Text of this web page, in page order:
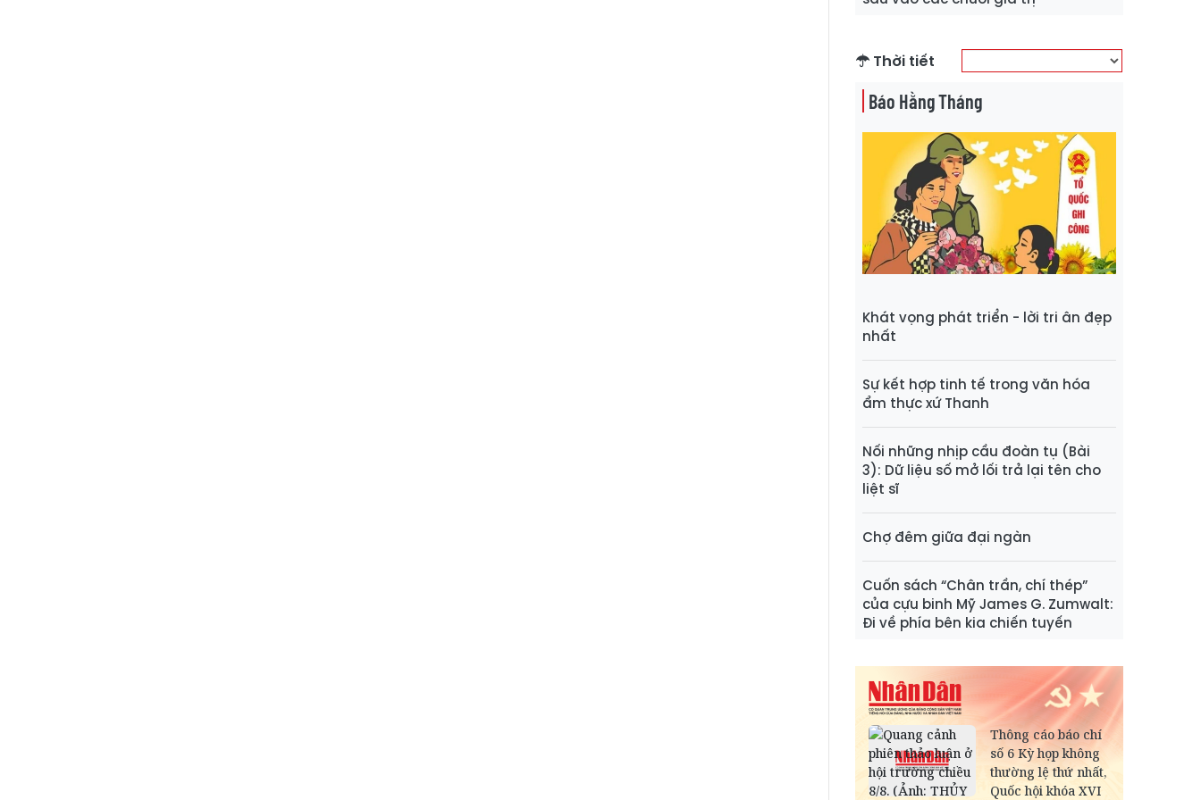
Thời tiết
Báo Hằng Tháng
Khát vọng phát triển - lời tri ân đẹp
nhất
Sự kết hợp tinh tế trong văn hóa
ẩm thực xứ Thanh
Nối những nhịp cầu đoàn tụ (Bài
3): Dữ liệu số mở lối trả lại tên cho
liệt sĩ
Chợ đêm giữa đại ngàn
Cuốn sách “Chân trần, chí thép”
của cựu binh Mỹ James G. Zumwalt:
Đi về phía bên kia chiến tuyến